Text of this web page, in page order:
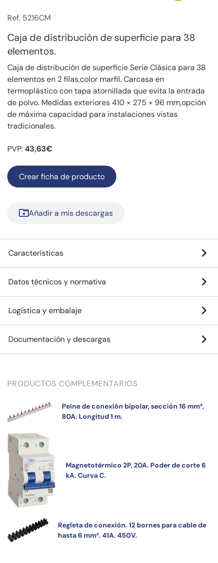
Ref. 5216CM
Caja de distribución de superficie para 38
elementos.
Caja de distribución de superficie Serie Clásica para 38
elementos en 2 filas,color marfil. Carcasa en
termoplástico con tapa atornillada que evita la entrada
de polvo. Medidas exteriores 410 × 275 × 96 mm,opción
de máxima capacidad para instalaciones vistas
tradicionales.
PVP:43,63€
Crear ficha de producto
Añadir a mis descargas
Características
Datos técnicos y normativa
Logística y embalaje
Documentación y descargas
PRODUCTOS COMPLEMENTARIOS
Peine de conexión bipolar, sección 16 mm²,
80A. Longitud 1 m.
Magnetotérmico 2P, 20A. Poder de corte 6
kA. Curva C.
Regleta de conexión. 12 bornes para cable de
hasta 6 mm². 41A. 450V.